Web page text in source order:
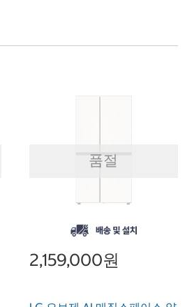
품절
2,159,000원